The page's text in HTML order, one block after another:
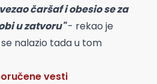
čaršaf i obesio se za
u zatvoru"- rekao je
nalazio tada u tom
vesti